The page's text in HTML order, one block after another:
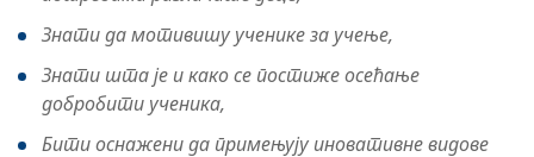
Знати да мотивишу ученике за учење,
Знати шта је и како се постиже осећање
добробити ученика,
Бити оснажени да примењују иновативне видове